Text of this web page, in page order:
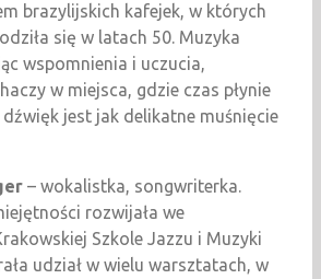
brazylijskich kafejek, w których
się w latach 50. Muzyka
wspomnienia i uczucia,
w miejsca, gdzie czas płynie
jest jak delikatne muśnięcie
– wokalistka, songwriterka.
rozwijała we
Szkole Jazzu i Muzyki
udział w wielu warsztatach, w